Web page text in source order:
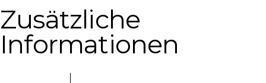
Zusätzliche
Informationen